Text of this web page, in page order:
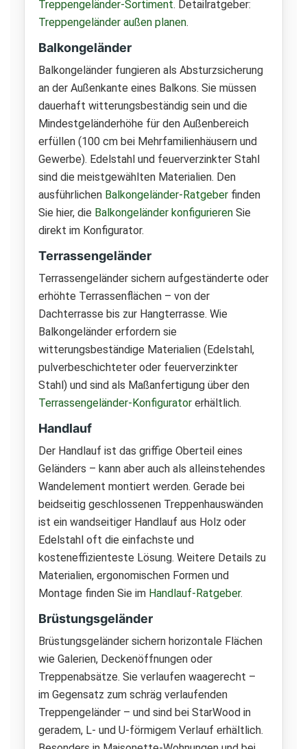
Treppengeländer-Sortiment. Detailratgeber:
Treppengeländer außen planen.
Balkongeländer
Balkongeländer fungieren als Absturzsicherung
an der Außenkante eines Balkons. Sie müssen
dauerhaft witterungsbeständig sein und die
Mindestgeländerhöhe für den Außenbereich
erfüllen (100 cm bei Mehrfamilienhäusern und
Gewerbe). Edelstahl und feuerverzinkter Stahl
sind die meistgewählten Materialien. Den
ausführlichen Balkongeländer-Ratgeber finden
Sie hier, die Balkongeländer konfigurieren Sie
direkt im Konfigurator.
Terrassengeländer
Terrassengeländer sichern aufgeständerte oder
erhöhte Terrassenflächen – von der
Dachterrasse bis zur Hangterrasse. Wie
Balkongeländer erfordern sie
witterungsbeständige Materialien (Edelstahl,
pulverbeschichteter oder feuerverzinkter
Stahl) und sind als Maßanfertigung über den
Terrassengeländer-Konfigurator erhältlich.
Handlauf
Der Handlauf ist das griffige Oberteil eines
Geländers – kann aber auch als alleinstehendes
Wandelement montiert werden. Gerade bei
beidseitig geschlossenen Treppenhauswänden
ist ein wandseitiger Handlauf aus Holz oder
Edelstahl oft die einfachste und
kosteneffizienteste Lösung. Weitere Details zu
Materialien, ergonomischen Formen und
Montage finden Sie im Handlauf-Ratgeber.
Brüstungsgeländer
Brüstungsgeländer sichern horizontale Flächen
wie Galerien, Deckenöffnungen oder
Treppenabsätze. Sie verlaufen waagerecht –
im Gegensatz zum schräg verlaufenden
Treppengeländer – und sind bei StarWood in
geradem, L- und U-förmigem Verlauf erhältlich.